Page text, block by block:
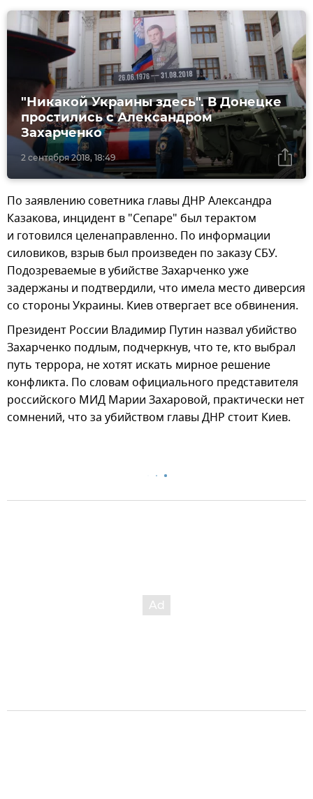
2 сентября 2018, 18:49
"Никакой Украины здесь". В Донецке
проcтились с Александром
Захарченко
По заявлению советника главы ДНР Александра
Казакова, инцидент в "Сепаре" был терактом
и готовился целенаправленно. По информации
силовиков, взрыв был произведен по заказу СБУ.
Подозреваемые в убийстве Захарченко уже
задержаны и подтвердили, что имела место диверсия
со стороны Украины. Киев отвергает все обвинения.
Президент России Владимир Путин назвал убийство
Захарченко подлым, подчеркнув, что те, кто выбрал
путь террора, не хотят искать мирное решение
конфликта. По словам официального представителя
российского МИД Марии Захаровой, практически нет
сомнений, что за убийством главы ДНР стоит Киев.